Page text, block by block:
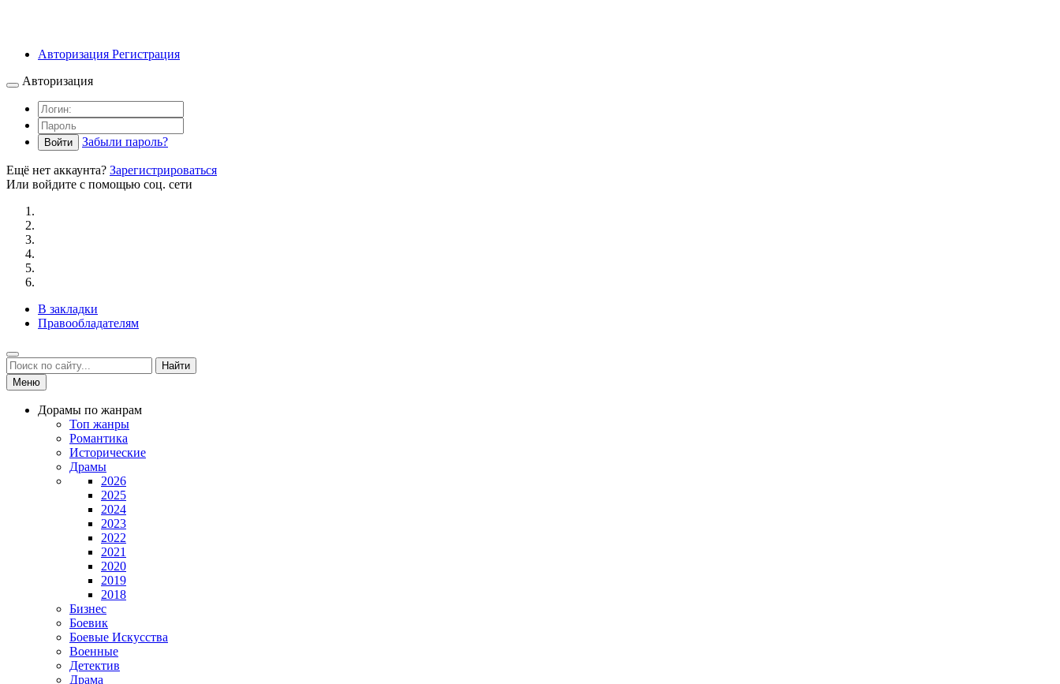
Авторизация Регистрация
Авторизация
Войти Забыли пароль?
Ещё нет аккаунта? Зарегистрироваться
Или войдите с помощью соц. сети
В закладки
Правообладателям
Найти
Меню
Дорамы по жанрам
Топ жанры
Романтика
Исторические
Драмы
2026
2025
2024
2023
2022
2021
2020
2019
2018
Бизнес
Боевик
Боевые Искусства
Военные
Детектив
Драма